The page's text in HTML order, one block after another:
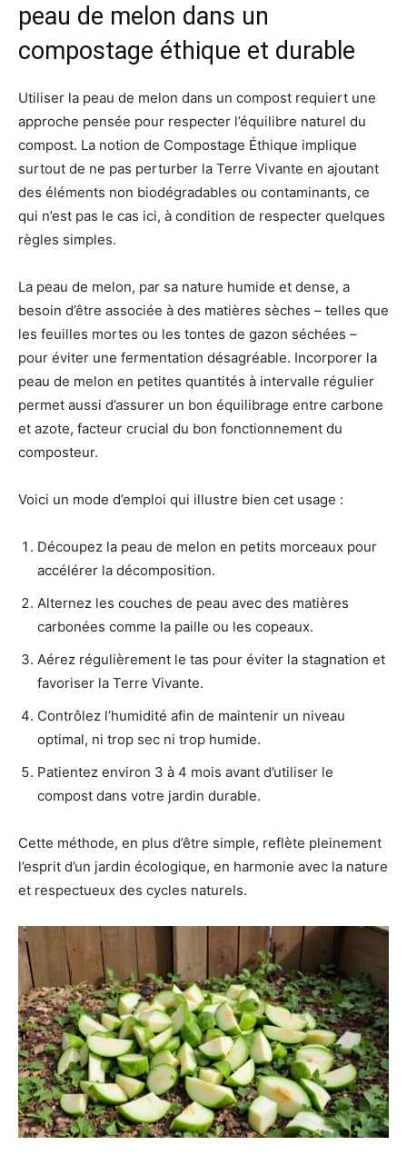
peau de melon dans un
compostage éthique et durable
Utiliser la peau de melon dans un compost requiert une
approche pensée pour respecter l’équilibre naturel du
compost. La notion de Compostage Éthique implique
surtout de ne pas perturber la Terre Vivante en ajoutant
des éléments non biodégradables ou contaminants, ce
qui n’est pas le cas ici, à condition de respecter quelques
règles simples.
La peau de melon, par sa nature humide et dense, a
besoin d’être associée à des matières sèches – telles que
les feuilles mortes ou les tontes de gazon séchées –
pour éviter une fermentation désagréable. Incorporer la
peau de melon en petites quantités à intervalle régulier
permet aussi d’assurer un bon équilibrage entre carbone
et azote, facteur crucial du bon fonctionnement du
composteur.
Voici un mode d’emploi qui illustre bien cet usage :
Découpez la peau de melon en petits morceaux pour
accélérer la décomposition.
Alternez les couches de peau avec des matières
carbonées comme la paille ou les copeaux.
Aérez régulièrement le tas pour éviter la stagnation et
favoriser la Terre Vivante.
Contrôlez l’humidité afin de maintenir un niveau
optimal, ni trop sec ni trop humide.
Patientez environ 3 à 4 mois avant d’utiliser le
compost dans votre jardin durable.
Cette méthode, en plus d’être simple, reflète pleinement
l’esprit d’un jardin écologique, en harmonie avec la nature
et respectueux des cycles naturels.